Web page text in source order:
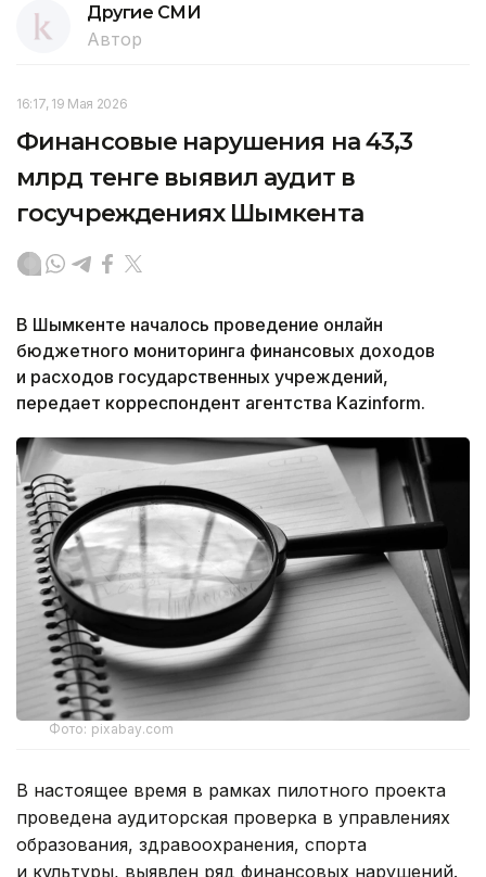
Другие СМИ
Автор
16:17, 19 Мая 2026
Финансовые нарушения на 43,3
млрд тенге выявил аудит в
госучреждениях Шымкента
В Шымкенте началось проведение онлайн
бюджетного мониторинга финансовых доходов
и расходов государственных учреждений,
передает корреспондент агентства Kazinform.
Фото: pixabay.com
В настоящее время в рамках пилотного проекта
проведена аудиторская проверка в управлениях
образования, здравоохранения, спорта
и культуры, выявлен ряд финансовых нарушений.